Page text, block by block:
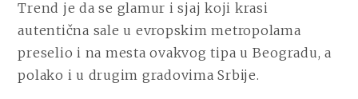
Trend je da se glamur i sjaj koji krasi
autentična sale u evropskim metropolama
preselio i na mesta ovakvog tipa u Beogradu, a
polako i u drugim gradovima Srbije.